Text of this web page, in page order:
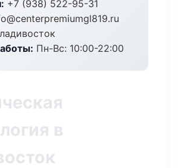
+7 (938) 522-95-31
Пн-Вс: 10:00-22:00
в